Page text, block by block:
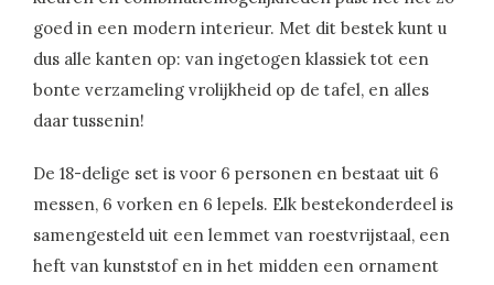
goed in een modern interieur. Met dit bestek kunt u
dus alle kanten op: van ingetogen klassiek tot een
bonte verzameling vrolijkheid op de tafel, en alles
daar tussenin!
De 18-delige set is voor 6 personen en bestaat uit 6
messen, 6 vorken en 6 lepels. Elk bestekonderdeel is
samengesteld uit een lemmet van roestvrijstaal, een
heft van kunststof en in het midden een ornament